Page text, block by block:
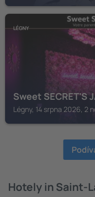
LÉGNY
Sweet SECRET'S
Légny, 14 srpna 2026, 2
Hotely in Saint-